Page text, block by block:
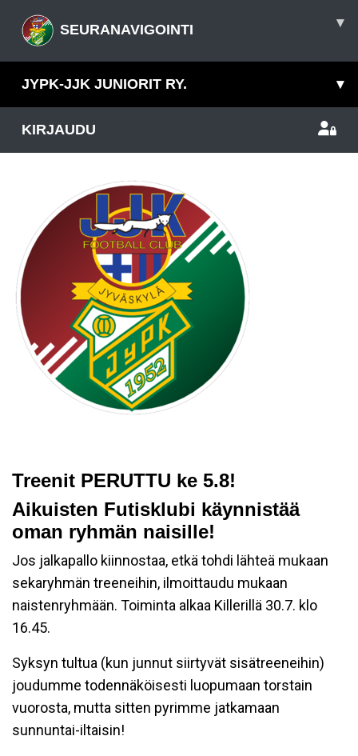
SEURANAVIGOINTI ▾
JYPK-JJK JUNIORIT RY. ▾
KIRJAUDU
Treenit PERUTTU ke 5.8!
Aikuisten Futisklubi käynnistää
oman ryhmän naisille!
Jos jalkapallo kiinnostaa, etkä tohdi lähteä mukaan
sekaryhmän treeneihin, ilmoittaudu mukaan
naistenryhmään. Toiminta alkaa Killerillä 30.7. klo
16.45.
Syksyn tultua (kun junnut siirtyvät sisätreeneihin)
joudumme todennäköisesti luopumaan torstain
vuorosta, mutta sitten pyrimme jatkamaan
sunnuntai-iltaisin!